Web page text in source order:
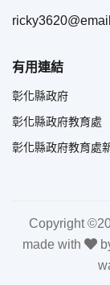
有用連結
彰化縣政府
彰化縣政府教育處
彰化縣政府教育處
Copyright ©
made with